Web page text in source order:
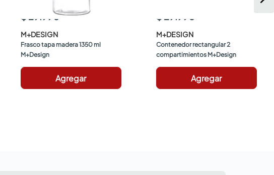
$ 29.990
M+DESIGN
Frasco tapa madera 1350 ml
M+Design
Agregar
$ 29.990
M+DESIGN
Contenedor rectangular 2
compartimientos M+Design
Agregar